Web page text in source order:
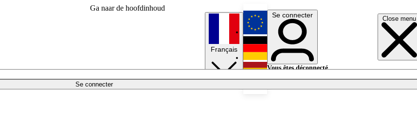
Ga naar de hoofdinhoud
Close menu
Se connecter
Français
English
Deutsch
Se connecter
Vous êtes déconnecté.